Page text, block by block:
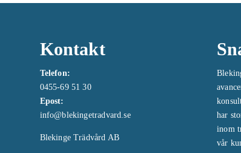
Kontakt
Telefon:
0455-69 51 30
Epost:
info@blekingetradvard.se
Blekinge Trädvård AB
har
inom
vår